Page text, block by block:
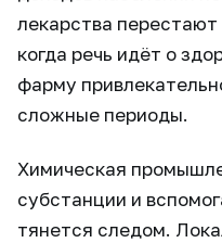
лекарства
когда речь идёт о
фарму
сложные периоды.
Химическая
субстанции и
тянется следом.